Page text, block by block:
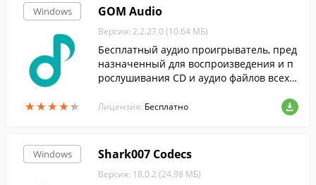
Windows
★★★★★
★★★★★
GOM Audio
Версия: 2.2.27.0 (10.64 МБ)
Бесплатный аудио проигрыватель, пред
назначенный для воспроизведения и п
рослушивания CD и аудио файлов всех р
Лицензия: Бесплатно
Windows Shark007 Codecs
Версия: 18.0.2 (24.98 МБ)